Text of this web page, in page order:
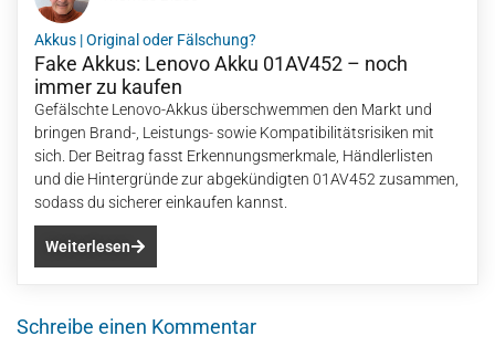
Akkus |Original oder Fälschung?
Fake Akkus: Lenovo Akku 01AV452 – noch
immer zu kaufen
Gefälschte Lenovo-Akkus überschwemmen den Markt und
bringen Brand-, Leistungs- sowie Kompatibilitätsrisiken mit
sich. Der Beitrag fasst Erkennungsmerkmale, Händlerlisten
und die Hintergründe zur abgekündigten 01AV452 zusammen,
sodass du sicherer einkaufen kannst.
Weiterlesen
Schreibe einen Kommentar